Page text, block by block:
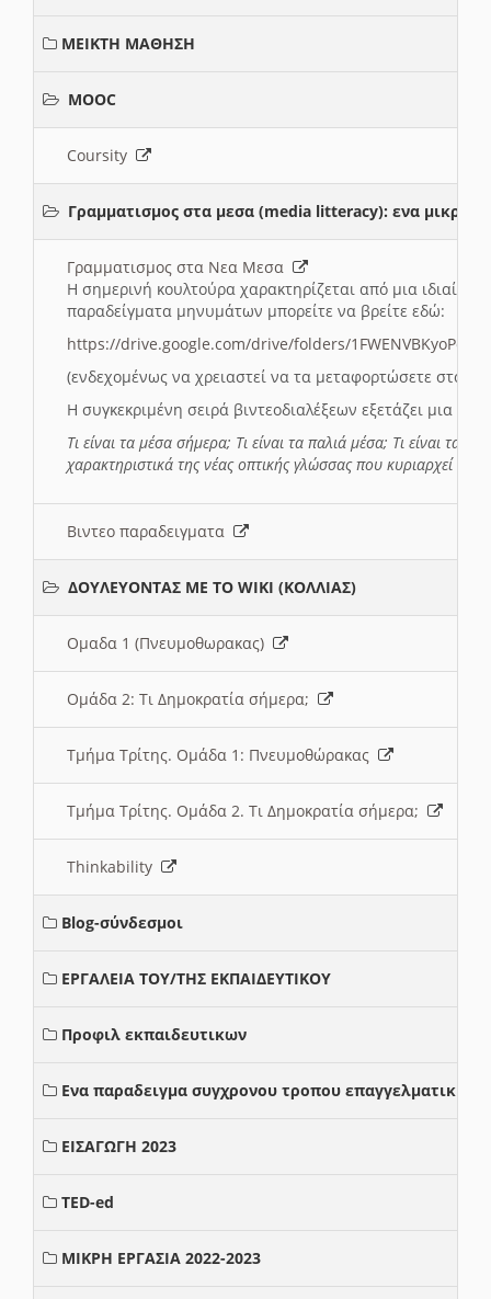
ΜΕΙΚΤΗ ΜΑΘΗΣΗ
MOOC
Coursity
Γραμματισμος στα μεσα (media litteracy): ενα μικρο
Γραμματισμος στα Νεα Μεσα
Η σημερινή κουλτούρα χαρακτηρίζεται από μια
παραδείγματα μηνυμάτων μπορείτε να βρείτε εδώ:
https://drive.google.com/drive/folders/
(ενδεχομένως να χρειαστεί να τα μεταφορτώσετε στο
Η συγκεκριμένη σειρά βιντεοδιαλέξεων εξετάζει μια
Τι είναι τα μέσα σήμερα; Τι είναι τα παλιά μέσα; Τι είναι τα
χαρακτηριστικά της νέας οπτικής γλώσσας που κυριαρχεί
Βιντεο παραδειγματα
ΔΟΥΛΕΥΟΝΤΑΣ ΜΕ ΤΟ WIKI (ΚΟΛΛΙΑΣ)
Ομαδα 1 (Πνευμοθωρακας)
Ομάδα 2: Τι Δημοκρατία σήμερα;
Τμήμα Τρίτης. Ομάδα 1: Πνευμοθώρακας
Τμήμα Τρίτης. Ομάδα 2. Τι Δημοκρατία σήμερα;
Thinkability
Blog-σύνδεσμοι
ΕΡΓΑΛΕΙΑ ΤΟΥ/ΤΗΣ ΕΚΠΑΙΔΕΥΤΙΚΟΥ
Προφιλ εκπαιδευτικων
Ενα παραδειγμα συγχρονου τροπου επαγγελματικης
ΕΙΣΑΓΩΓΗ 2023
TED-ed
ΜΙΚΡΗ ΕΡΓΑΣΙΑ 2022-2023